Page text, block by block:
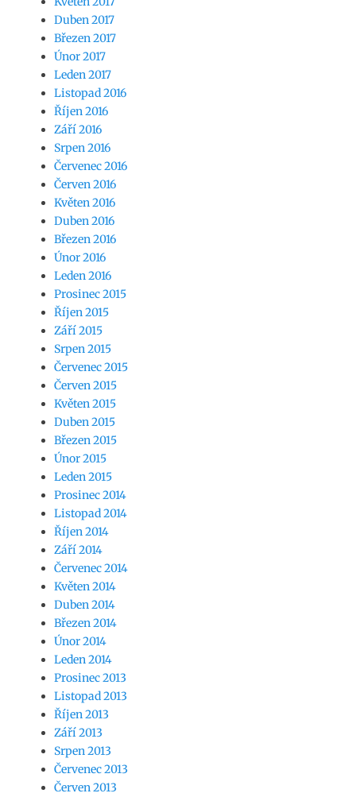
Duben 2017
Březen 2017
Únor 2017
Leden 2017
Listopad 2016
Říjen 2016
Září 2016
Srpen 2016
Červenec 2016
Červen 2016
Květen 2016
Duben 2016
Březen 2016
Únor 2016
Leden 2016
Prosinec 2015
Říjen 2015
Září 2015
Srpen 2015
Červenec 2015
Červen 2015
Květen 2015
Duben 2015
Březen 2015
Únor 2015
Leden 2015
Prosinec 2014
Listopad 2014
Říjen 2014
Září 2014
Červenec 2014
Květen 2014
Duben 2014
Březen 2014
Únor 2014
Leden 2014
Prosinec 2013
Listopad 2013
Říjen 2013
Září 2013
Srpen 2013
Červenec 2013
Červen 2013